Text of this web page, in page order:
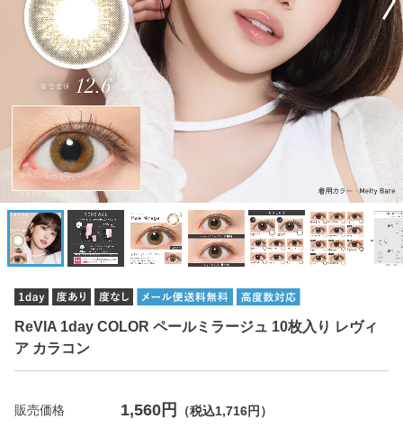
ReVIA 1day COLOR ペールミラージュ 10枚入り レヴィ
ア カラコン
販売価格 1,560円 （税込1,716円）